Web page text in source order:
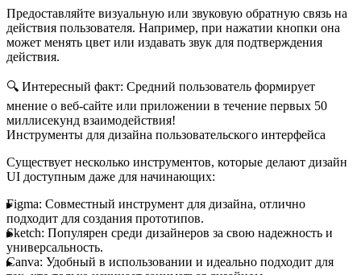
Предоставляйте визуальную или звуковую обратную связь на
действия пользователя. Например, при нажатии кнопки она
может менять цвет или издавать звук для подтверждения
действия.
🔍 Интересный факт: Средний пользователь формирует
мнение о веб-сайте или приложении в течение первых 50
миллисекунд взаимодействия!
Инструменты для дизайна пользовательского интерфейса
Существует несколько инструментов, которые делают дизайн
UI доступным даже для начинающих:
Figma: Совместный инструмент для дизайна, отлично
подходит для создания прототипов.
Sketch: Популярен среди дизайнеров за свою надежность и
универсальность.
Canva: Удобный в использовании и идеально подходит для